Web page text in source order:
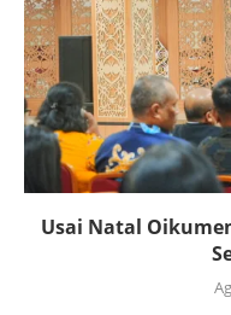
Usai Natal